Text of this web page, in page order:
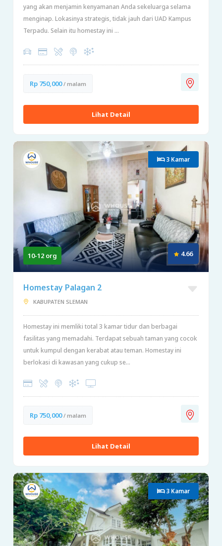
yang akan menjamin kenyamanan Anda sekeluarga selama
menginap. Lokasinya strategis, tidak jauh dari UAD Kampus
Terpadu. Selain itu homestay ini ...
Rp 750,000/ malam
Lihat Detail
3 Kamar
10-12 org 4.66
Homestay Palagan 2
KABUPATEN SLEMAN
Homestay ini memliki total 3 kamar tidur dan berbagai
fasilitas yang memadahi. Terdapat sebuah taman yang cocok
untuk kumpul dengan kerabat atau teman. Homestay ini
berlokasi di kawasan yang cukup se...
Rp 750,000/ malam
Lihat Detail
3 Kamar